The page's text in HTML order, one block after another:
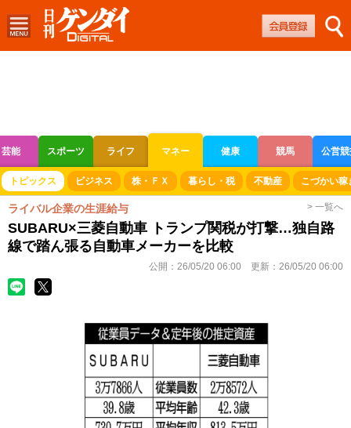
芸能 スポーツ ライフ マネー 健康 競馬 公営
ボートレース 競輪 オートレース
トピックス ビジネス 株・ＦＸ 暮らし・税 不動産 こづかい稼
ライバル企業の生涯給与 > 一覧へ
SUBARU×三菱自動車 トランプ関税が打撃…独自路
線で踏ん張る自動車メーカーを比較
公開： 26/05/20 06:00 更新： 26/05/20 06:00